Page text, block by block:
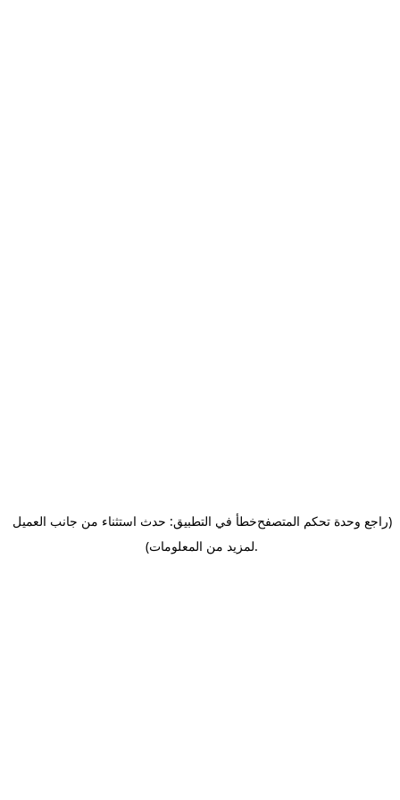
خطأ في التطبيق: حدث استثناء من جانب العميل(راجع وحدة تحكم المتصفح
لمزيد من المعلومات).